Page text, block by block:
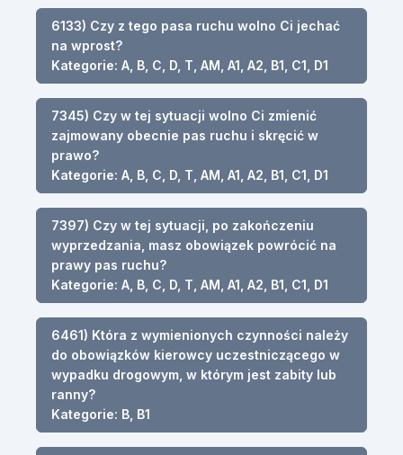
6133) Czy z tego pasa ruchu wolno Ci jechać
na wprost?
Kategorie: A, B, C, D, T, AM, A1, A2, B1, C1, D1
7345) Czy w tej sytuacji wolno Ci zmienić
zajmowany obecnie pas ruchu i skręcić w
prawo?
Kategorie: A, B, C, D, T, AM, A1, A2, B1, C1, D1
7397) Czy w tej sytuacji, po zakończeniu
wyprzedzania, masz obowiązek powrócić na
prawy pas ruchu?
Kategorie: A, B, C, D, T, AM, A1, A2, B1, C1, D1
6461) Która z wymienionych czynności należy
do obowiązków kierowcy uczestniczącego w
wypadku drogowym, w którym jest zabity lub
ranny?
Kategorie: B, B1